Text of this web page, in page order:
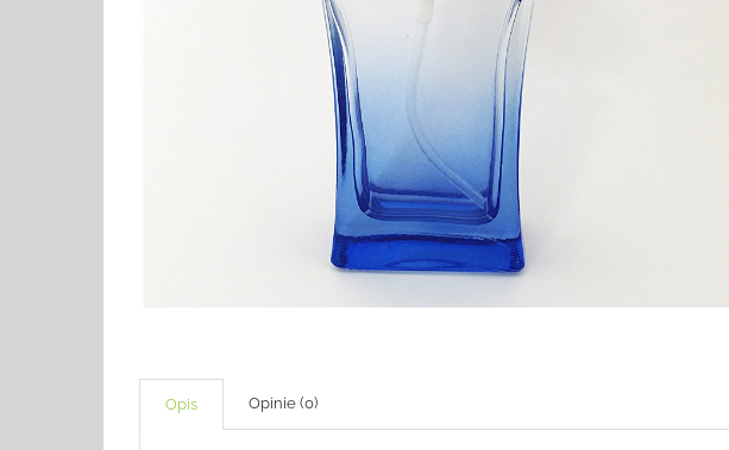
Opis Opinie (0)